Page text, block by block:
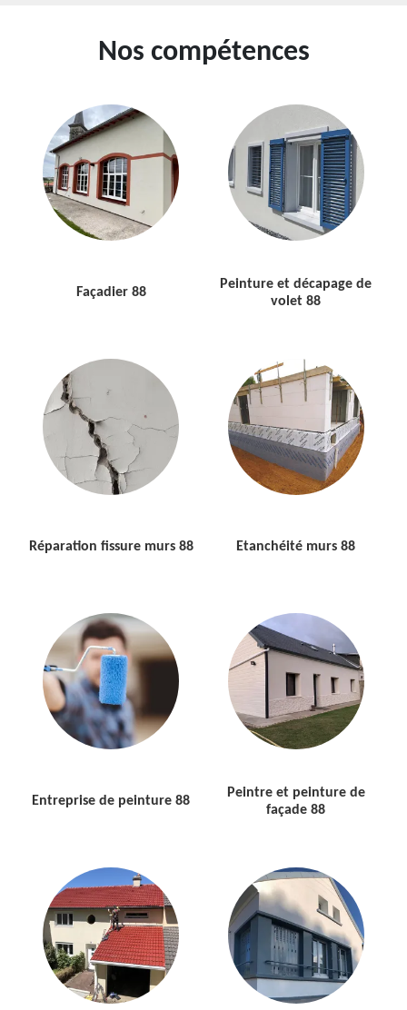
Nos compétences
Façadier 88
Peinture et décapage de
volet 88
Réparation fissure murs 88 Etanchéité murs 88
Entreprise de peinture 88
Peintre et peinture de
façade 88